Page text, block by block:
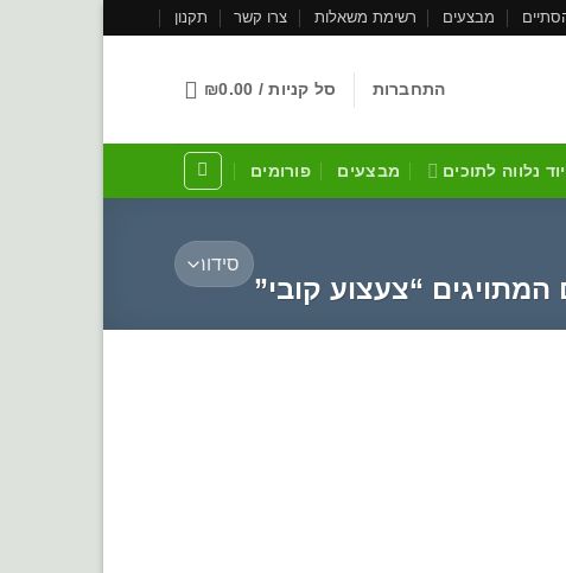
מבצעים רשימת משאלות צרו קשר תקנון
התחברות סל קניות / ₪0.00
נלווה לתוכים מבצעים פורומים
המתויגים “צעצוע קובי”